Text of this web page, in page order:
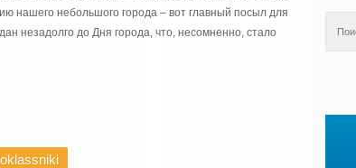
нашего небольшого города – вот главный посыл для
незадолго до Дня города, что, несомненно, стало